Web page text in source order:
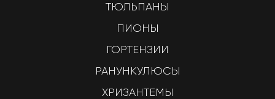
ТЮЛЬПАНЫ
ПИОНЫ
ГОРТЕНЗИИ
РАНУНКУЛЮСЫ
ХРИЗАНТЕМЫ